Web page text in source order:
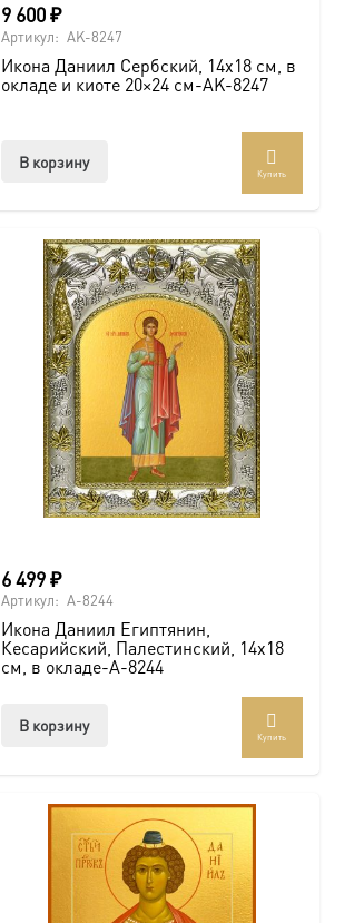
9 600₽
Артикул: AK-8247
Икона Даниил Сербский, 14х18 см, в
окладе и киоте 20×24 см-AK-8247
В корзину
Купить
6 499₽
Артикул: A-8244
Икона Даниил Египтянин,
Кесарийский, Палестинский, 14х18
см, в окладе-A-8244
В корзину
Купить